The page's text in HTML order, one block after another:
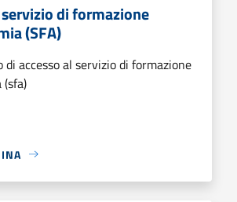
di formazione
(SFA)
di accesso al servizio di formazione